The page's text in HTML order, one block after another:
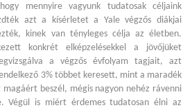
mennyire vagyunk tudatosak céljaink
azt a kísérletet a Yale végzős diákjai
kinek van tényleges célja az életben.
konkrét elképzelésekkel a jövőjüket
a végzős évfolyam tagjait, azt
3% többet keresett, mint a maradék
beszél, mégis nagyon nehéz rávenni
Végül is miért érdemes tudatosan élni az